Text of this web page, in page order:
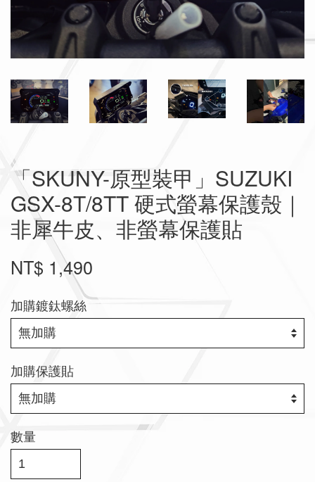
「SKUNY-原型裝甲」SUZUKI
GSX-8T/8TT 硬式螢幕保護殼｜
非犀牛皮、非螢幕保護貼
NT$ 1,490
加購鍍鈦螺絲
加購保護貼
數量